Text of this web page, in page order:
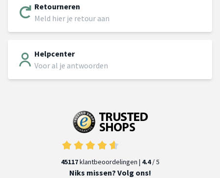
Retourneren
Meld hier je retour aan
Helpcenter
Voor al je antwoorden
45117klantbeoordelingen | 4.4/ 5
Niks missen? Volg ons!